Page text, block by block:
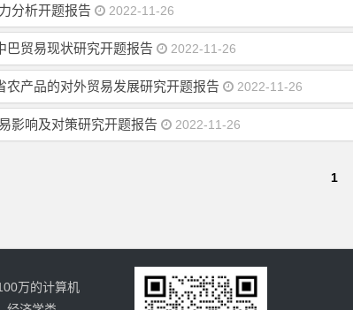
分析开题报告 2022-11-26
巴贸易现状研究开题报告 2022-11-26
农产品的对外贸易发展研究开题报告 2022-11-26
影响及对策研究开题报告 2022-11-26
1
万的计算机